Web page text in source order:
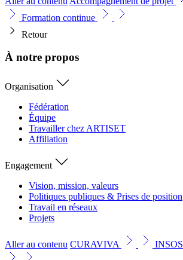
Formation continue
Retour
À notre propos
Organisation
Fédération
Équipe
Travailler chez ARTISET
Affiliation
Engagement
Vision, mission, valeurs
Politiques publiques & Prises de position
Travail en réseaux
Projets
Aller au contenu CURAVIVA INSOS